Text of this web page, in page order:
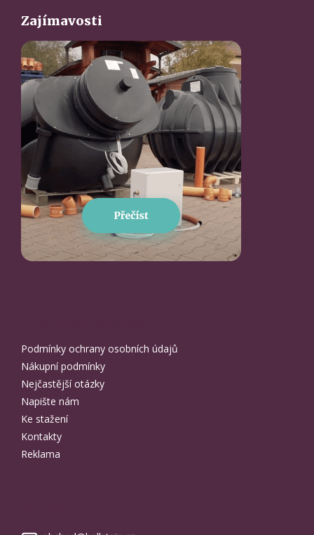
Zajímavosti
Podmínky ochrany osobních údajů
Nákupní podmínky
Nejčastější otázky
Napište nám
Ke stažení
Kontakty
Reklama